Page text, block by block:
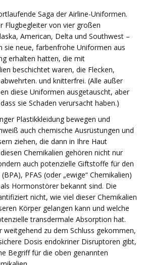
Saga der Airline-Uniformen.
Flugbegleiter von vier großen
American, Delta und Southwest –
sie neue, farbenfrohe Uniformen aus
erhalten hatten, die mit
beschichtet waren, die Flecken,
und knitterfrei. (Alle außer
diese Uniformen ausgetauscht, aber
sie Schaden verursacht haben.)
Plastikkleidung bewegen und
auch chemische Ausrüstungen und
ziehen, die dann in Ihre Haut
Chemikalien gehören nicht nur
auch potenzielle Giftstoffe für den
PFAS (oder „ewige“ Chemikalien)
Hormonstörer bekannt sind. Die
nicht, wie viel dieser Chemikalien
Körper gelangen kann und welche
transdermale Absorption hat.
weitgehend zu dem Schluss gekommen,
Dosis endokriner Disruptoren gibt,
Begriff für die oben genannten